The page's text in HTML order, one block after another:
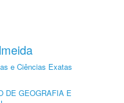
e Ciências Exatas
DE GEOGRAFIA E